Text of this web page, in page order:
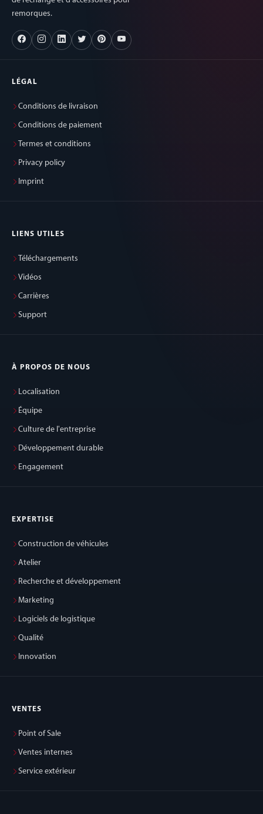
remorques.
LÉGAL
Conditions de livraison
Conditions de paiement
Termes et conditions
Privacy policy
Imprint
LIENS UTILES
Téléchargements
Vidéos
Carrières
Support
À PROPOS DE NOUS
Localisation
Équipe
Culture de l'entreprise
Développement durable
Engagement
EXPERTISE
Construction de véhicules
Atelier
Recherche et développement
Marketing
Logiciels de logistique
Qualité
Innovation
VENTES
Point of Sale
Ventes internes
Service extérieur